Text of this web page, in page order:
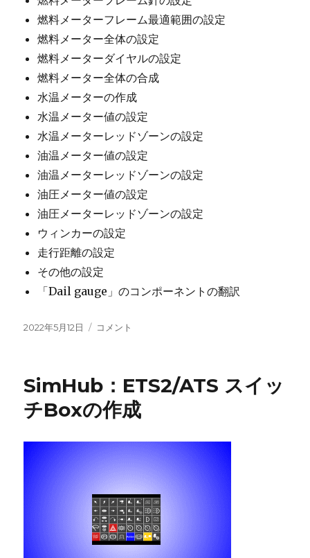
燃料メーターフレーム最適範囲の設定
燃料メーター全体の設定
燃料メーターダイヤルの設定
燃料メーター全体の合成
水温メーターの作成
水温メーター値の設定
水温メーターレッドゾーンの設定
油温メーター値の設定
油温メーターレッドゾーンの設定
油圧メーター値の設定
油圧メーターレッドゾーンの設定
ウィンカーの設定
走行距離の設定
その他の設定
「Dail gauge」のコンポーネントの翻訳
投
2022年5月12日
SimHub（シ
を
っ
ゲ
ム
し
み
ま
せ
コメント
SimHub：ETS2/ATS スイッ
チBoxの作成